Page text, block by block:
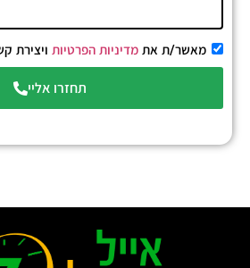
מאשר/ת את מדיניות הפרטיות ויצירת
תחזרו אליי